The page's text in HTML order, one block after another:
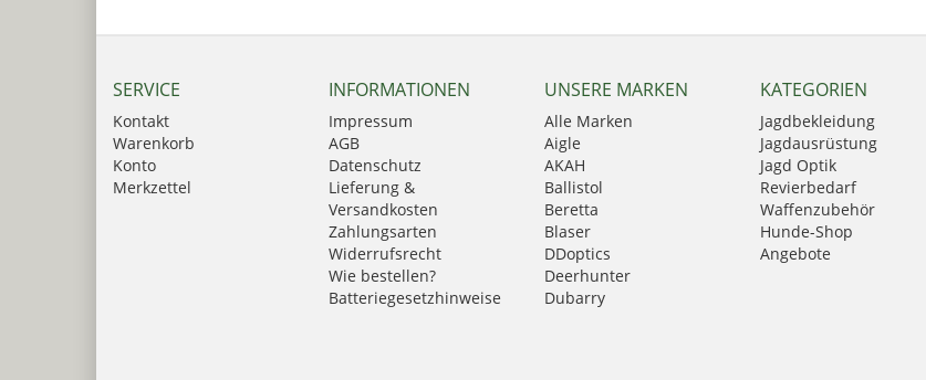
SERVICE
Kontakt
Warenkorb
Konto
Merkzettel
INFORMATIONEN
Impressum
AGB
Datenschutz
Lieferung &
Versandkosten
Zahlungsarten
Widerrufsrecht
Wie bestellen?
Batteriegesetzhinweise
UNSERE MARKEN
Alle Marken
Aigle
AKAH
Ballistol
Beretta
Blaser
DDoptics
Deerhunter
Dubarry
KATEGORIEN
Jagdbekleidung
Jagdausrüstung
Jagd Optik
Revierbedarf
Waffenzubehör
Hunde-Shop
Angebote